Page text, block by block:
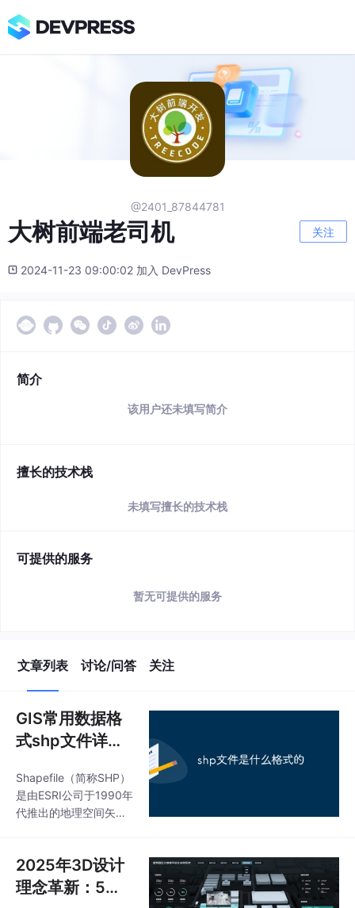
@2401_87844781
大树前端老司机 关注
2024-11-23 09:00:02 加入 DevPress
简介
该用户还未填写简介
擅长的技术栈
未填写擅长的技术栈
可提供的服务
暂无可提供的服务
文章列表 讨论/问答 关注
GIS常用数据格
式shp文件详
看懂。
Shapefile（简称SHP）
是由ESRI公司于1990年
代推出的地理空间矢量
它通过多个关联文件共
同存储空间几何数据与
属性信息，广泛应用于
2025年3D设计
理念革新：5大